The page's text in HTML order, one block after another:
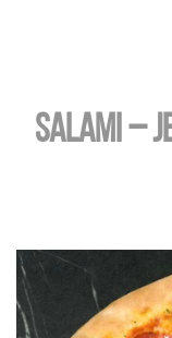
Salami –